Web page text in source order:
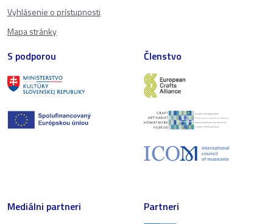
Vyhlásenie o prístupnosti
Mapa stránky
S podporou Členstvo
Mediálni partneri Partneri